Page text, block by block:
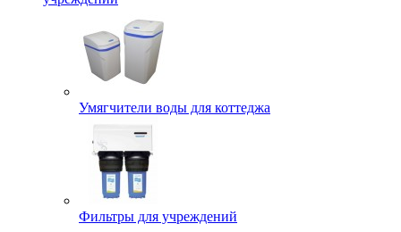
Умягчители воды для коттеджа
Фильтры для учреждений